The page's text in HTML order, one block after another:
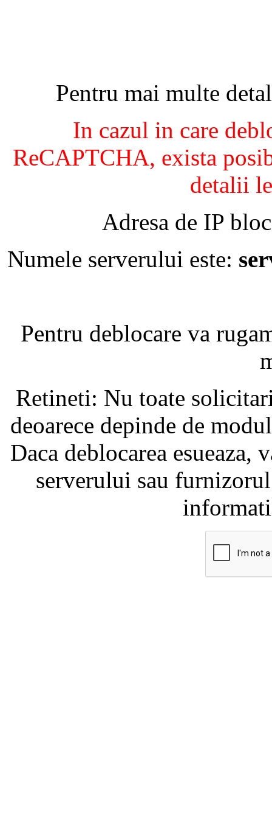
Pentru mai multe
In cazul in care
ReCAPTCHA, exista
detalii
Adresa de IP
Numele serverului este:
Pentru deblocare va
Retineti: Nu toate
deoarece depinde de
Daca deblocarea
serverului sau